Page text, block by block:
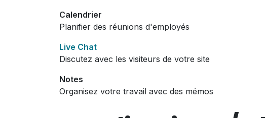
Calendrier
Planifier des réunions d'employés
Live Chat
Discutez avec les visiteurs de votre site
Notes
Organisez votre travail avec des mémos